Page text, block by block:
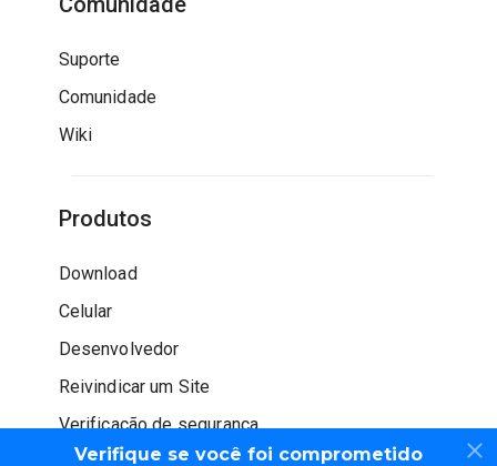
Verifique se você foi comprometido
Suporte
Comunidade
Wiki
Produtos
Download
Celular
Desenvolvedor
Reivindicar um Site
Verificação de segurança